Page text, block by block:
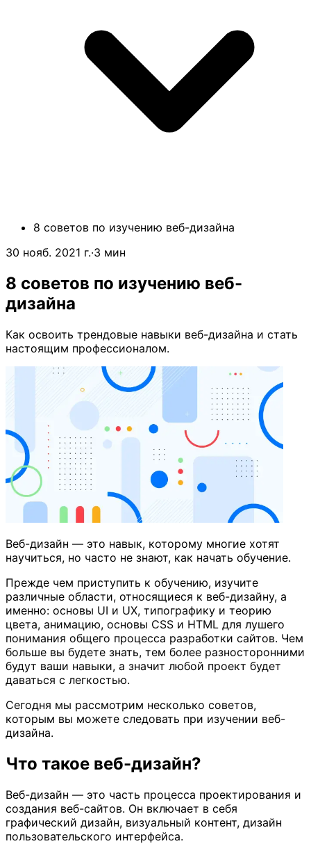
8 советов по изучению веб-дизайна
30 нояб. 2021 г.·3 мин
8 советов по изучению веб-
дизайна
Как освоить трендовые навыки веб-дизайна и стать
настоящим профессионалом.
Веб-дизайн — это навык, которому многие хотят
научиться, но часто не знают, как начать обучение.
Прежде чем приступить к обучению, изучите
различные области, относящиеся к веб-дизайну, а
именно: основы UI и UX, типографику и теорию
цвета, анимацию, основы CSS и HTML для лушего
понимания общего процесса разработки сайтов. Чем
больше вы будете знать, тем более разносторонними
будут ваши навыки, а значит любой проект будет
даваться с легкостью.
Сегодня мы рассмотрим несколько советов,
которым вы можете следовать при изучении веб-
дизайна.
Что такое веб-дизайн?
Веб-дизайн — это часть процесса проектирования и
создания веб-сайтов. Он включает в себя
графический дизайн, визуальный контент, дизайн
пользовательского интерфейса.